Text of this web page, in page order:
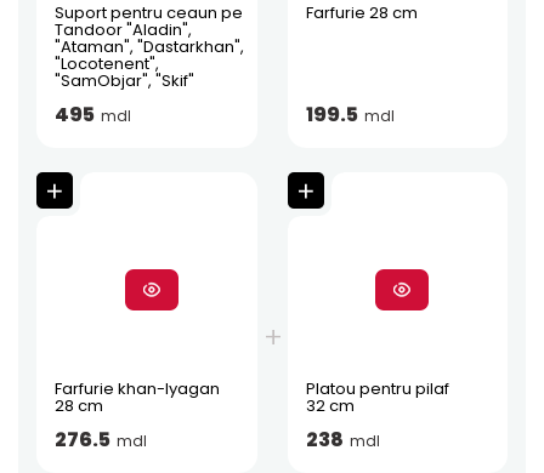
Suport pentru ceaun pe
Tandoor "Aladin",
"Ataman", "Dastarkhan",
"Locotenent",
"SamObjar", "Skif"
495 mdl
Farfurie 28 cm
199.5 mdl
Farfurie khan-lyagan
28 cm
276.5 mdl
Platou pentru pilaf
32 cm
238 mdl